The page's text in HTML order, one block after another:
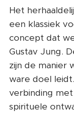
Het
een klassiek
concept dat
Gustav Jung.
zijn de manier
ware doel
verbinding
spirituele